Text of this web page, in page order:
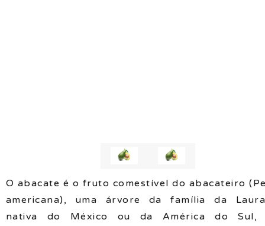
O abacate é o fruto comestível do abacateiro
americana), uma árvore da família da
nativa do México ou da América do Sul,